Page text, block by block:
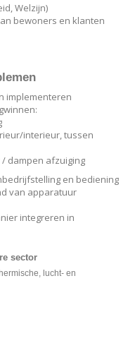
Welzijn)
bewoners en klanten
implementeren
interieur, tussen
dampen afzuiging
en bediening
van apparatuur
integreren in
sector
lucht- en